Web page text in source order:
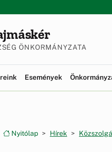
ÖNKORMÁNYZATA
Események
Nyitólap Hírek